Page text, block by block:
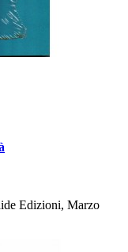
Edizioni, Marzo